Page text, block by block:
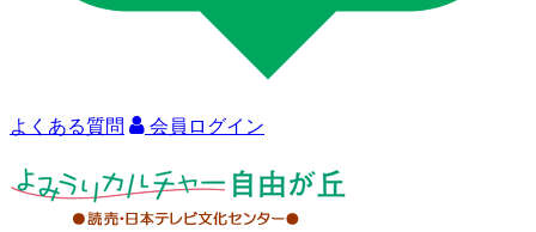
よくある質問 会員ログイン